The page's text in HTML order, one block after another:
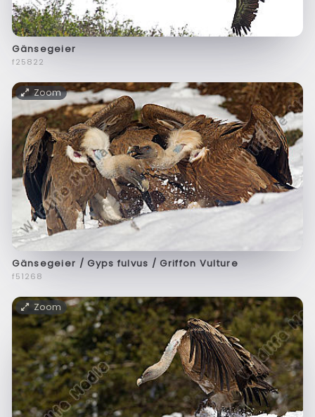
Gänsegeier
f25822
Zoom
Gänsegeier / Gyps fulvus / Griffon Vulture
f51268
Zoom